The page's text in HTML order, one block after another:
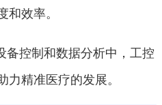
效率。
备控制和数据分析中，工控
精准医疗的发展。